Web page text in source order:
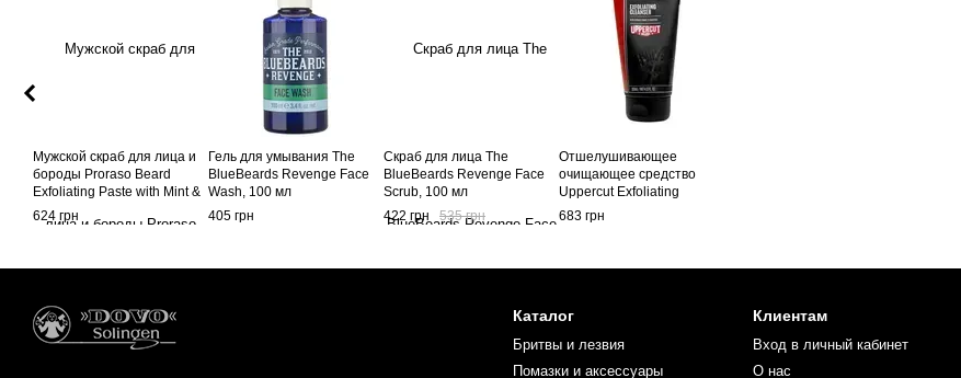
Мужской скраб для лица и
бороды Proraso Beard
Exfoliating Paste with Mint &
Rosemary
624 грн
Гель для умывания The
BlueBeards Revenge Face
Wash, 100 мл
405 грн
Скраб для лица The
BlueBeards Revenge Face
Scrub, 100 мл
422 грн
535 грн
Отшелушивающее
очищающее средство
Uppercut Exfoliating
Cleanser, 120 мл
683 грн
Каталог
Бритвы и лезвия
Помазки и аксессуары
Клиентам
Вход в личный кабинет
О нас